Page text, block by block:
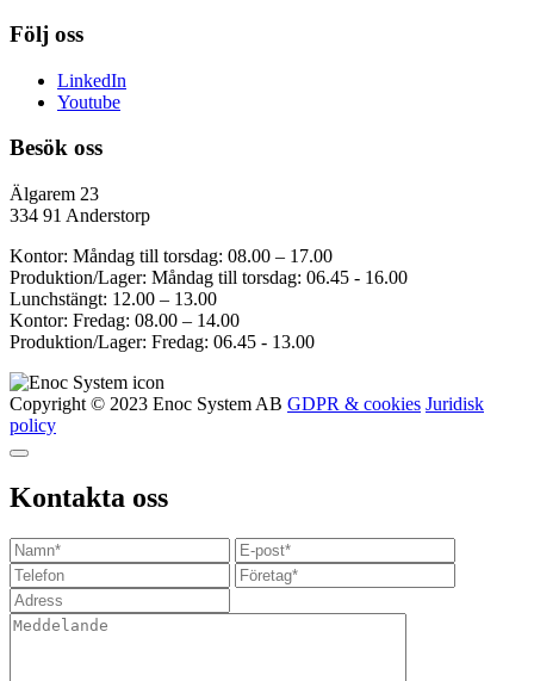
Följ oss
LinkedIn
Youtube
Besök oss
Älgarem 23
334 91 Anderstorp
Kontor: Måndag till torsdag: 08.00 – 17.00
Produktion/Lager: Måndag till torsdag: 06.45 - 16.00
Lunchstängt: 12.00 – 13.00
Kontor: Fredag: 08.00 – 14.00
Produktion/Lager: Fredag: 06.45 - 13.00
Copyright © 2023 Enoc System AB GDPR & cookies Juridisk
policy
Kontakta oss